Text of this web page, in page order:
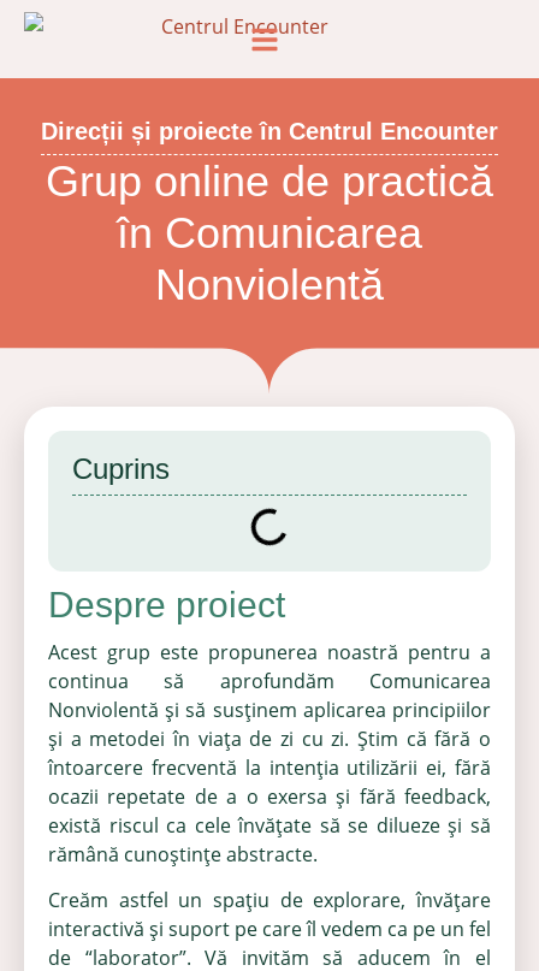
Direcții și proiecte în Centrul Encounter
Grup online de practică
în Comunicarea
Nonviolentă
Cuprins
Despre proiect
Acest grup este propunerea noastră pentru a
continua să aprofundăm Comunicarea
Nonviolentă şi să susţinem aplicarea principiilor
şi a metodei în viaţa de zi cu zi. Ştim că fără o
întoarcere frecventă la intenţia utilizării ei, fără
ocazii repetate de a o exersa şi fără feedback,
există riscul ca cele învăţate să se dilueze şi să
rămână cunoştinţe abstracte.
Creăm astfel un spaţiu de explorare, învăţare
interactivă şi suport pe care îl vedem ca pe un fel
de “laborator”. Vă invităm să aducem în el